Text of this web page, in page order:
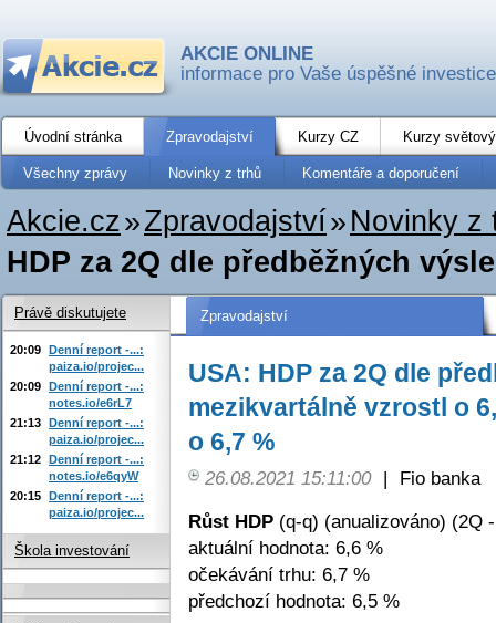
AKCIE ONLINE
informace pro Vaše úspěšné investice
Úvodní stránka Zpravodajství Kurzy CZ Kurzy
Všechny zprávy Novinky z trhů Komentáře a doporučení
Akcie.cz»Zpravodajství» Novinky z
HDP za 2Q dle předběžných
Zpravodajství
USA: HDP za 2Q dle
mezikvartálně vzrostl o
o 6,7 %
26.08.2021 15:11:00 |
Fio banka
Růst HDP (q-q) (anualizováno) (2Q
aktuální hodnota: 6,6 %
očekávání trhu: 6,7 %
předchozí hodnota: 6,5 %
Právě diskutujete
20:09 Denní report -...:
paiza.io/projec...
20:09 Denní report -...:
notes.io/e6rL7
21:13 Denní report -...:
paiza.io/projec...
21:12 Denní report -...:
notes.io/e6qyW
20:15 Denní report -...:
paiza.io/projec...
Škola investování